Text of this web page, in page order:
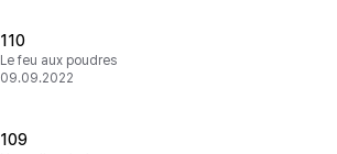
110
Le feu aux poudres
09.09.2022
109